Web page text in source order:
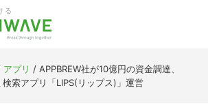
る
アプリ / APPBREW社が10億円の資金調達、
索アプリ「LIPS(リップス)」運営
の注目キーワード